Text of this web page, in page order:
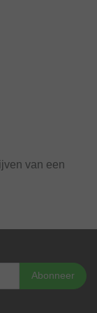
van een
Abonneer